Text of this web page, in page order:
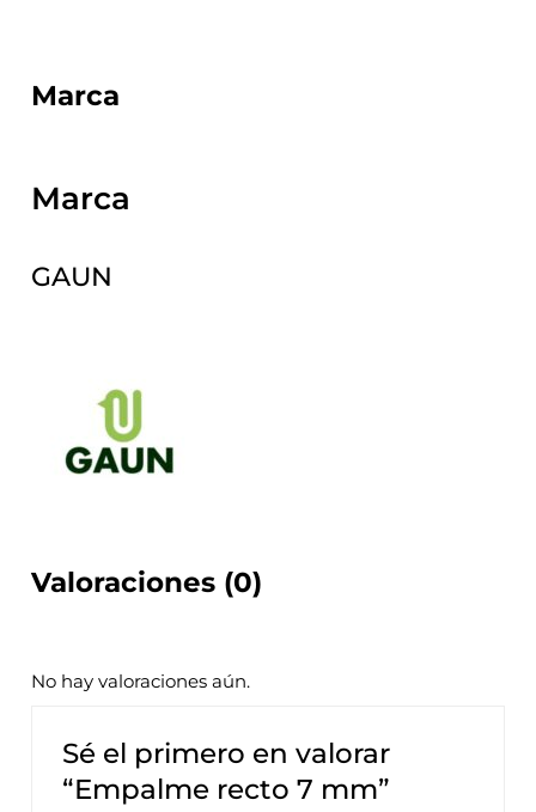
Marca
Marca
GAUN
Valoraciones (0)
No hay valoraciones aún.
Sé el primero en valorar
“Empalme recto 7 mm”